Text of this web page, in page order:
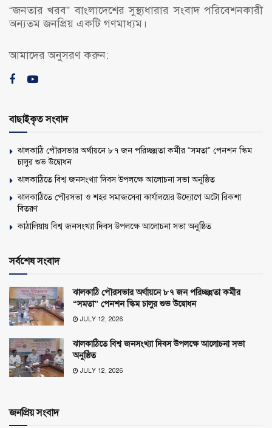
“জনতার খরব” বাংলাদেশের সুস্থ্যধারার সংবাদ পরিবেশনকারী
অন্যতম জনপ্রিয় একটি গণমাধ্যম।
আমাদের অনুসরণ করুন:
বাছাইকৃত সংবাদ
ঝালকাঠি পৌরসভার অর্থায়নে ৮৭ জন পরিচ্ছন্নতা কর্মীর “সমতা” পেনশন স্কিম
চালুর শুভ উদ্বোধন
ঝালকাঠিতে বিশ্ব জনসংখ্যা দিবস উপলক্ষে আলোচনা সভা অনুষ্ঠিত
ঝালকাঠিতে পৌরসভা ও শহর সমাজসেবা কার্যালয়ের উদ্যোগে অটো রিকশা
বিতরণ
কাঠালিয়ায় বিশ্ব জনসংখ্যা দিবস উপলক্ষে আলোচনা সভা অনুষ্ঠিত
সর্বশেষ সংবাদ
ঝালকাঠি পৌরসভার অর্থায়নে ৮৭ জন পরিচ্ছন্নতা কর্মীর
“সমতা” পেনশন স্কিম চালুর শুভ উদ্বোধন
JULY 12, 2026
ঝালকাঠিতে বিশ্ব জনসংখ্যা দিবস উপলক্ষে আলোচনা সভা
অনুষ্ঠিত
JULY 12, 2026
জনপ্রিয় সংবাদ